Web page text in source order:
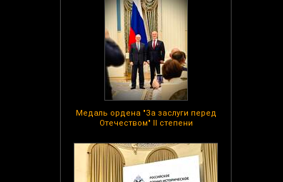
Медаль ордена "За заслуги перед
Отечеством" II степени